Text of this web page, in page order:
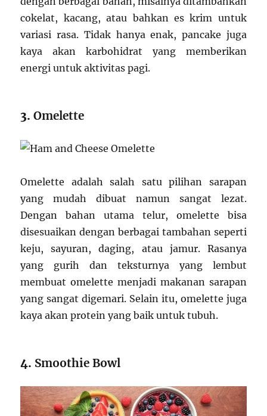
cokelat, kacang, atau bahkan es krim untuk
variasi rasa. Tidak hanya enak, pancake juga
kaya akan karbohidrat yang memberikan
energi untuk aktivitas pagi.
3.Omelette
Omelette adalah salah satu pilihan sarapan
yang mudah dibuat namun sangat lezat.
Dengan bahan utama telur, omelette bisa
disesuaikan dengan berbagai tambahan seperti
keju, sayuran, daging, atau jamur. Rasanya
yang gurih dan teksturnya yang lembut
membuat omelette menjadi makanan sarapan
yang sangat digemari. Selain itu, omelette juga
kaya akan protein yang baik untuk tubuh.
4. Smoothie Bowl